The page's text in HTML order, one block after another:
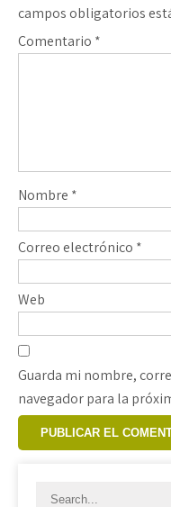
campos obligatorios
Comentario *
Nombre *
Correo electrónico *
Web
Guarda mi nombre,
navegador para la